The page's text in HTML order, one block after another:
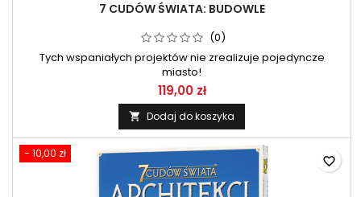
7 CUDÓW ŚWIATA: BUDOWLE
(0)
Tych wspaniałych projektów nie zrealizuje pojedyncze
miasto!
119,00 zł
 Dodaj do koszyka
- 10,00 zł
favorite_border